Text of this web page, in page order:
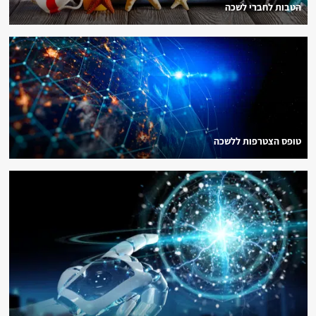
הטבות לחברי לשכה
טופס הצטרפות ללשכה